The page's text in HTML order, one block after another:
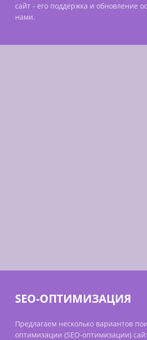
сайт - его поддержка и обновление
нами.
SEO-ОПТИМИЗАЦИЯ
Предлагаем несколько вариантов
оптимизации (SEO-оптимизации)